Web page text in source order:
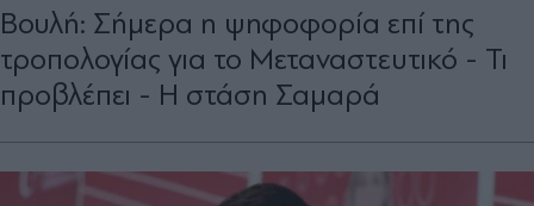
Βουλή: Σήμερα η ψηφοφορία επί της
τροπολογίας για το Μεταναστευτικό - Τι
προβλέπει - Η στάση Σαμαρά